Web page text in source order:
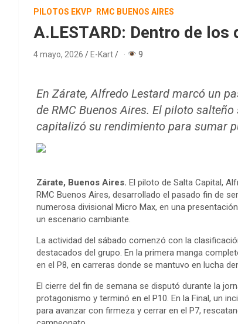
PILOTOS EKVP RMC BUENOS AIRES
A.LESTARD: Dentro de
4 mayo, 2026 E-Kart · 9
En Zárate, Alfredo Lestard marcó un
de RMC Buenos Aires. El piloto
capitalizó su rendimiento para sumar
Zárate, Buenos Aires. El piloto de Salta Capital,
RMC Buenos Aires, desarrollado el pasado fin de
numerosa divisional Micro Max, en una
un escenario cambiante.
La actividad del sábado comenzó con la
destacados del grupo. En la primera manga
en el P8, en carreras donde se mantuvo en lucha
El cierre del fin de semana se disputó durante la
protagonismo y terminó en el P10. En la Final, un
para avanzar con firmeza y cerrar en el P7,